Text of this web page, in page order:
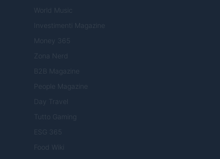
World Music
Investimenti Magazine
Money 365
Zona Nerd
B2B Magazine
People Magazine
Day Travel
Tutto Gaming
ESG 365
Food Wiki